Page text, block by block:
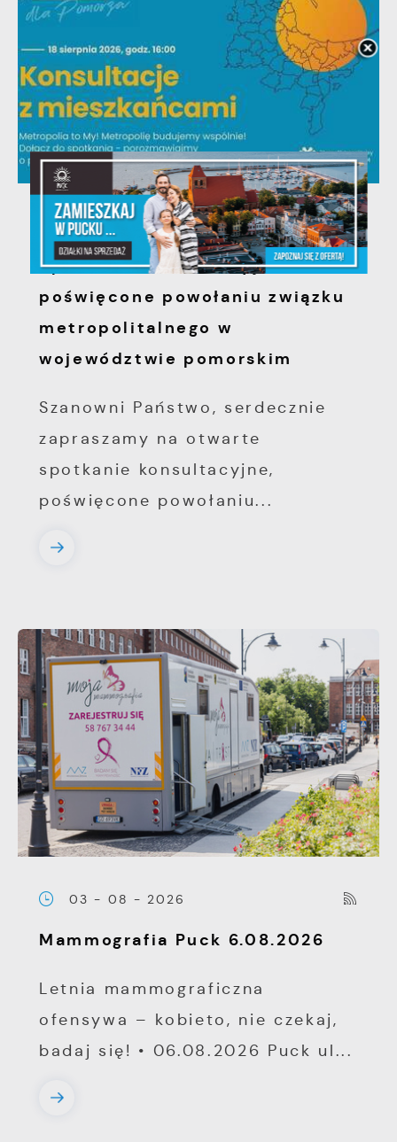
06 - 08 - 2026
Spotkanie konsultacyjne
poświęcone powołaniu związku
metropolitalnego w
województwie pomorskim
Szanowni Państwo, serdecznie
zapraszamy na otwarte
spotkanie konsultacyjne,
poświęcone powołaniu...
03 - 08 - 2026
Mammografia Puck 6.08.2026
Letnia mammograficzna
ofensywa – kobieto, nie czekaj,
badaj się! • 06.08.2026 Puck ul...